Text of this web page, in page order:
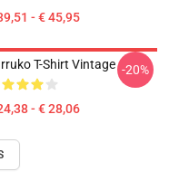
- € 45,95
T-Shirt Vintage
- € 28,06
-20%